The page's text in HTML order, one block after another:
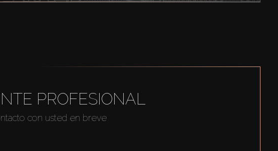
PROFESIONAL
con usted en breve